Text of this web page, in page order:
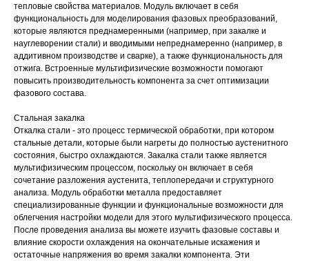
тепловые свойства материалов. Модуль включает в себя
функциональность для моделирования фазовых преобразований,
которые являются преднамеренными (например, при закалке и
науглеворении стали) и вводимыми непреднамеренно (например, в
аддитивном производстве и сварке), а также функциональность для
отжига. Встроенные мультифизические возможности помогают
повысить производительность компонента за счет оптимизации
фазового состава.
Стальная закалка
Откалка стали - это процесс термической обработки, при котором
стальные детали, которые были нагреты до полностью аустенитного
состояния, быстро охлаждаются. Закалка стали также является
мультифизическим процессом, поскольку он включает в себя
сочетание разложения аустенита, теплопередачи и структурного
анализа. Модуль обработки металла предоставляет
специализированные функции и функциональные возможности для
облегчения настройки модели для этого мультифизического процесса.
После проведения анализа вы можете изучить фазовые составы и
влияние скорости охлаждения на окончательные искажения и
остаточные напряжения во время закалки компонента. Эти